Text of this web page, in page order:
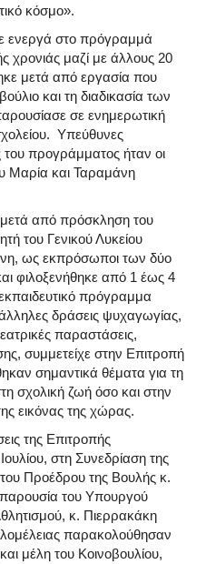
κόσμο».
ενεργά στο πρόγραμμά
χρονιάς μαζί με άλλους 20
μετά από εργασία που
και τη διαδικασία των
σε ενημερωτική
Υπεύθυνες
του προγράμματος ήταν οι
Μαρία και Ταραμάνη
από πρόσκληση του
του Γενικού Λυκείου
ως εκπρόσωποι των δύο
φιλοξενήθηκε από 1 έως 4
πρόγραμμα
δράσεις ψυχαγωγίας,
παραστάσεις,
συμμετείχε στην Επιτροπή
σημαντικά θέματα για τη
σχολική ζωή όσο και στην
εικόνας της χώρας.
της Επιτροπής
, στη Συνεδρίαση της
Προέδρου της Βουλής κ.
του Υπουργού
κ. Πιερρακάκη
παρακολούθησαν
μέλη του Κοινοβουλίου,